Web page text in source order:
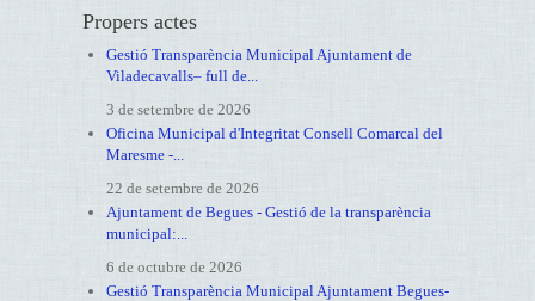
Propers actes
Gestió Transparència Municipal Ajuntament de
Viladecavalls– full de...
3 de setembre de 2026
Oficina Municipal d'Integritat Consell Comarcal del
Maresme -...
22 de setembre de 2026
Ajuntament de Begues - Gestió de la transparència
municipal:...
6 de octubre de 2026
Gestió Transparència Municipal Ajuntament Begues-